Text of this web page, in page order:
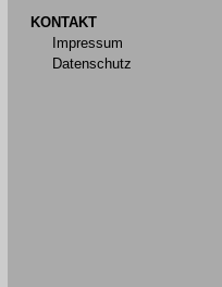
KONTAKT
Impressum
Datenschutz